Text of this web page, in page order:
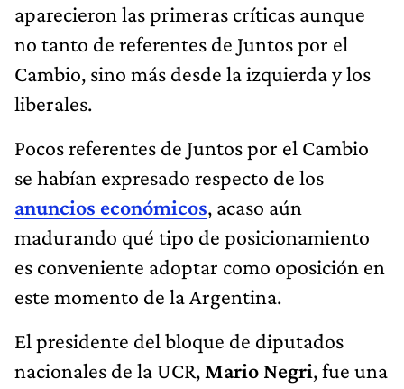
aparecieron las primeras críticas aunque
no tanto de referentes de Juntos por el
Cambio, sino más desde la izquierda y los
liberales.
Pocos referentes de Juntos por el Cambio
se habían expresado respecto de los
anuncios económicos, acaso aún
madurando qué tipo de posicionamiento
es conveniente adoptar como oposición en
este momento de la Argentina.
El presidente del bloque de diputados
nacionales de la UCR, Mario Negri, fue una